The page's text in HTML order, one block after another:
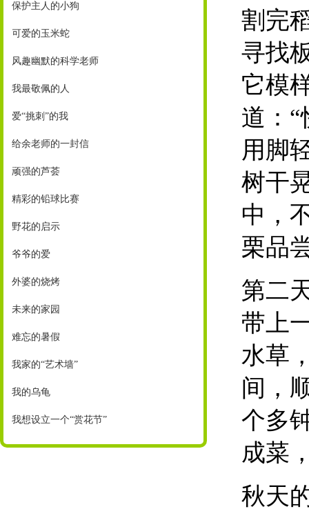
保护主人的小狗
可爱的玉米蛇
风趣幽默的科学老师
我最敬佩的人
爱“挑刺”的我
给余老师的一封信
顽强的芦荟
精彩的铅球比赛
野花的启示
爷爷的爱
外婆的烧烤
未来的家园
难忘的暑假
我家的“艺术墙”
我的乌龟
我想设立一个“赏花节”
割完
寻找
它模
道：
用脚
树干
中，
栗品
第二
带上
水草
间，
个多
成菜
秋天